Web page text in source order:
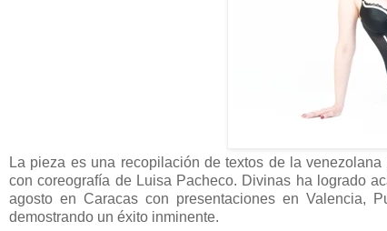
La pieza es una recopilación de textos de la
con coreografía de Luisa Pacheco. Divinas ha logrado
agosto en Caracas con presentaciones en Valencia,
demostrando un éxito inminente.